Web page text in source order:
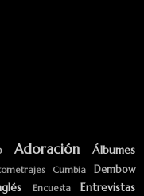
Adoración Álbumes
Cumbia
Dembow
Encuesta Entrevistas